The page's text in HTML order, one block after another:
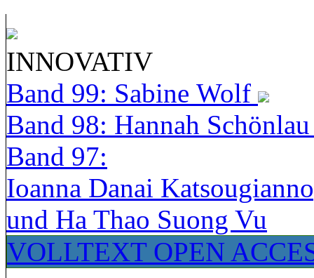
INNOVATIV
Band 99: Sabine Wolf
Band 98: Hannah
Band 97:
Ioanna Danai
und Ha Thao Suong Vu
VOLLTEXT OPEN